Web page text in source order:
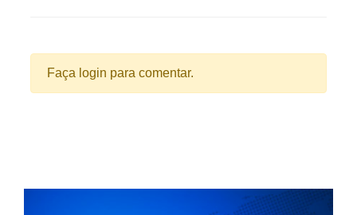
Faça login para comentar.